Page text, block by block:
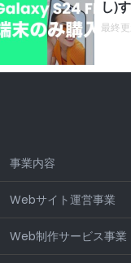
し)
最終
事業内容
Webサイト運営事業
Web制作サービス事業